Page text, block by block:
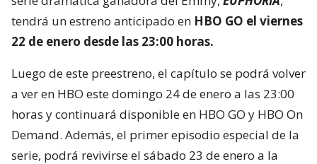
tendrá un estreno anticipado en HBO GO el viernes
22 de enero desde las 23:00 horas.
Luego de este preestreno, el capítulo se podrá volver
a ver en HBO este domingo 24 de enero a las 23:00
horas y continuará disponible en HBO GO y HBO On
Demand. Además, el primer episodio especial de la
serie, podrá revivirse el sábado 23 de enero a la